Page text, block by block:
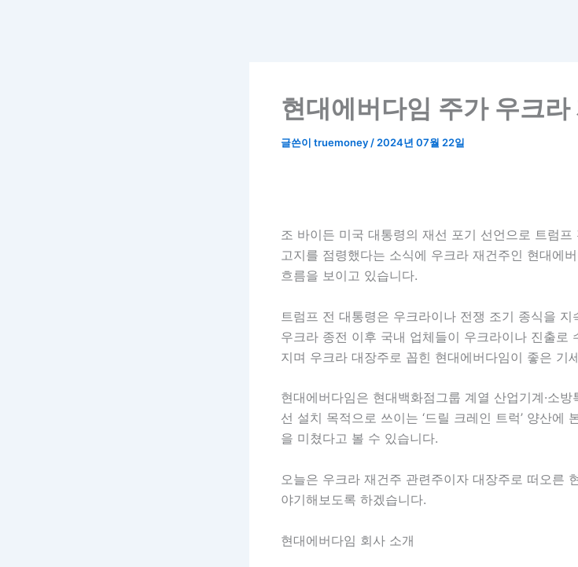
현대에버다임 주가 우크
글쓴이 truemoney / 2024년 07월 22일
조 바이든 미국 대통령의 재선 포기 선언으로 트럼
고지를 점령했다는 소식에 우크라 재건주인 현대에
흐름을 보이고 있습니다.
트럼프 전 대통령은 우크라이나 전쟁 조기 종식을
우크라 종전 이후 국내 업체들이 우크라이나 진출로
지며 우크라 대장주로 꼽힌 현대에버다임이 좋은 기
현대에버다임은 현대백화점그룹 계열 산업기계·소
선 설치 목적으로 쓰이는 ‘드릴 크레인 트럭’ 양산에
을 미쳤다고 볼 수 있습니다.
오늘은 우크라 재건주 관련주이자 대장주로 떠오른
야기해보도록 하겠습니다.
현대에버다임 회사 소개